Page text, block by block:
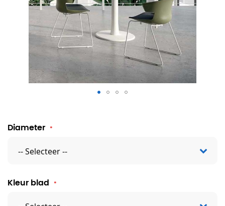
Ronde vergadertafel
Diameter
Kleur blad